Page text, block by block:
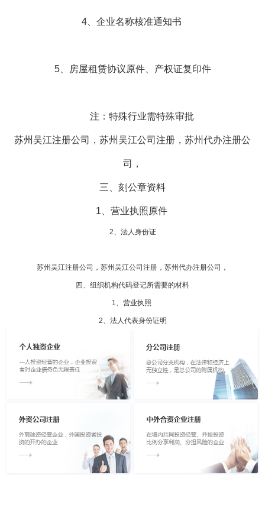
4、企业名称核准通知书
5、房屋租赁协议原件、产权证复印件
注：特殊行业需特殊审批
苏州吴江注册公司，苏州吴江公司注册，苏州代办注册公
司，
三、刻公章资料
1、营业执照原件
2、法人身份证
苏州吴江注册公司，苏州吴江公司注册，苏州代办注册公司，
四、组织机构代码登记所需要的材料
1、营业执照
2、法人代表身份证明